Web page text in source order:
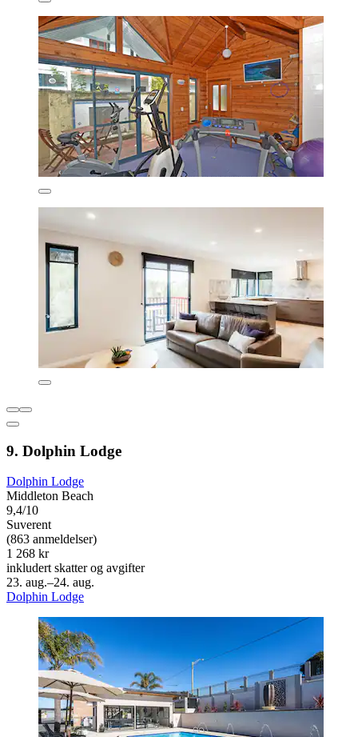
9. Dolphin Lodge
Dolphin Lodge
Middleton Beach
9,4/10
Suverent
(863 anmeldelser)
1 268 kr
inkludert skatter og avgifter
23. aug.–24. aug.
Dolphin Lodge